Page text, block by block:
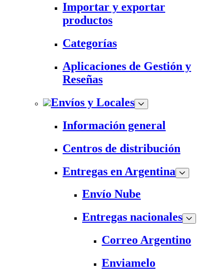
Importar y exportar
productos
Categorías
Aplicaciones de Gestión y
Reseñas
Envíos y Locales
Información general
Centros de distribución
Entregas en Argentina
Envío Nube
Entregas nacionales
Correo Argentino
Enviamelo